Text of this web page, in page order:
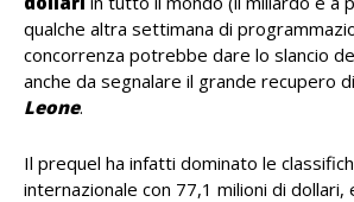
qualche altra settimana di
concorrenza potrebbe dare lo slancio
anche da segnalare il grande recupero di
Leone.
Il prequel ha infatti dominato le
internazionale con 77,1 milioni di dollari,